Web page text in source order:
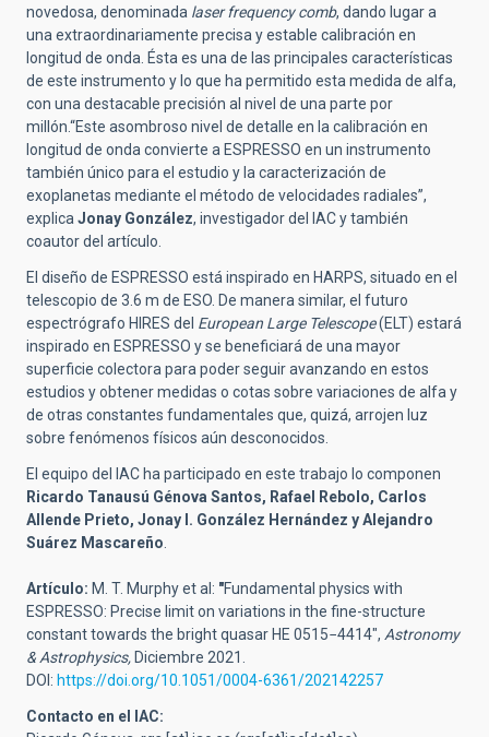
novedosa, denominada laser frequency comb, dando lugar a
una extraordinariamente precisa y estable calibración en
longitud de onda. Ésta es una de las principales características
de este instrumento y lo que ha permitido esta medida de alfa,
con una destacable precisión al nivel de una parte por
millón.“Este asombroso nivel de detalle en la calibración en
longitud de onda convierte a ESPRESSO en un instrumento
también único para el estudio y la caracterización de
exoplanetas mediante el método de velocidades radiales”,
explicaJonay González, investigador del IAC y también
coautor del artículo.
El diseño de ESPRESSO está inspirado en HARPS, situado en el
telescopio de 3.6 m de ESO. De manera similar, el futuro
espectrógrafo HIRES del European Large Telescope(ELT) estará
inspirado en ESPRESSO y se beneficiará de una mayor
superficie colectora para poder seguir avanzando en estos
estudios y obtener medidas o cotas sobre variaciones de alfa y
de otras constantes fundamentales que, quizá, arrojen luz
sobre fenómenos físicos aún desconocidos.
El equipo del IAC ha participado en este trabajo lo componen
Ricardo Tanausú Génova Santos, Rafael Rebolo, Carlos
Allende Prieto, Jonay I. González Hernández y Alejandro
Suárez Mascareño.
Artículo: M. T. Murphyet al: "Fundamental physics with
ESPRESSO: Precise limit on variations in the fine-structure
constant towards the bright quasar HE 0515−4414", Astronomy
& Astrophysics, Diciembre 2021.
DOI: https://doi.org/10.1051/0004-6361/202142257
Contacto en el IAC: